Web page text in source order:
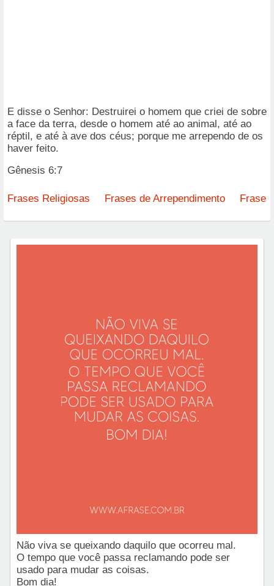
E disse o Senhor: Destruirei o homem que criei de sobre
a face da terra, desde o homem até ao animal, até ao
réptil, e até à ave dos céus; porque me arrependo de os
haver feito.
Gênesis 6:7
Frases Religiosas Frases de Arrependimento
Não viva se queixando daquilo que ocorreu mal.
O tempo que você passa reclamando pode ser
usado para mudar as coisas.
Bom dia!